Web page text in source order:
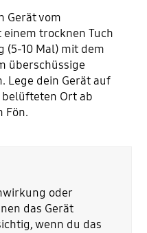
Gerät vom
trocknen Tuch
(5-10 Mal) mit dem
überschüssige
Lege dein Gerät auf
belüfteten Ort ab
Fön.
oder
das Gerät
wenn du das